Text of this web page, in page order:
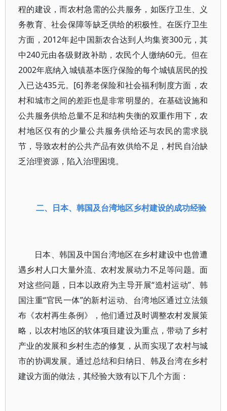
程的建设，而农村急需的公共服务，如医疗卫生、义
务教育、社会保障等缺乏供给的积极性。在医疗卫生
方面，2012年起中国新农合达到人均集资300元，其
中240元由各级财政补助，农民个人缴纳60元。但在
2002年底纳入城镇基本医疗保险的每个城镇居民的投
入已达435元。[6]养老保险和社会福利制度方面，农
村和城市之间的差距也是非常明显的。在基础设施和
公共服务供给总量不足和结构失衡的双重作用下，农
村地区仅有的少量公共服务供给还与农民的需求脱
节，导致农村的公共产品有效供给不足，村民自治缺
乏治理资源，陷入治理困境。
二、日本、韩国及台湾地区乡村建设的成功经验
日本、韩国及中国台湾地区在乡村建设中也曾遭
遇乡村人口大量外流、农村发展动力不足等问题。面
对这些问题，日本以政府为主导开展“造村运动”、韩
国注重“官民一体”的新村运动、台湾地区通过立法颁
布《农村再生条例》，他们通过及时调整农村发展策
略，以农村地区的软体项目建设为重点，带动了乡村
产业的发展和乡村生态的修复，从而实现了农村与城
市的协调发展。通过总结和归纳日、韩及台湾在乡村
建设方面的做法，其经验大致有以下几个方面：